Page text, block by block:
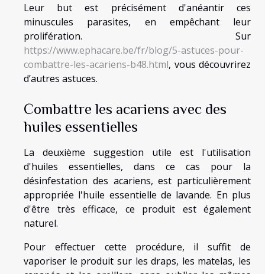
Leur but est précisément d'anéantir ces
minuscules parasites, en empêchant leur
prolifération. Sur
https://www.ephacare.be/fr/blog/5-astuces-pour-
combattre-les-acariens-b48.html, vous découvrirez
d’autres astuces.
Combattre les acariens avec des
huiles essentielles
La deuxième suggestion utile est l'utilisation
d'huiles essentielles, dans ce cas pour la
désinfestation des acariens, est particulièrement
appropriée l'huile essentielle de lavande. En plus
d'être très efficace, ce produit est également
naturel.
Pour effectuer cette procédure, il suffit de
vaporiser le produit sur les draps, les matelas, les